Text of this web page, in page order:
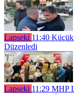
Lapseki 11:40 Küçük
Düzenledi
Lapseki 11:29 MHP